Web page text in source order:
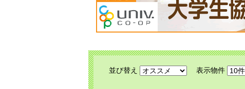
並び替え 表示物件